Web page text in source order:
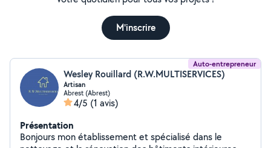
M'inscrire
Auto-entrepreneur
Wesley Rouillard (R.W.MULTISERVICES)
Artisan
Abrest (Abrest)
4/5 (1 avis)
Présentation
Bonjours mon établissement et spécialisé dans le